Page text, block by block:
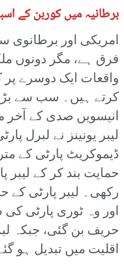
برطانیہ میں کوربن کے
امریکی اور
فرق ہے، مگر دونوں
واقعات ایک دوسرے
کرتے ہیں۔ سب سے
انیسویں صدی کے آخر
لیبر یونینز نے لبرل
ڈیموکریٹ پارٹی کے
حمایت بند کر کے لیبر
رکھی۔ لیبر پارٹی کے
اور وہ ٹوری پارٹی
حریف بن گئی، جبکہ
اقلیت میں تبدیل ہو